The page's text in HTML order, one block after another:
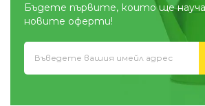
Бъдете първите, които ще
новите оферти!